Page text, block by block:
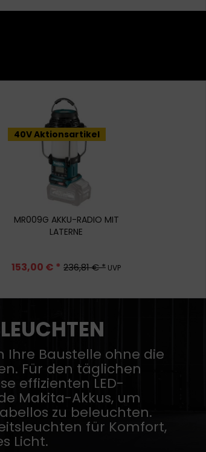
40V Aktionsartikel
MR009G AKKU-RADIO MIT
LATERNE
153,00 € * 236,81 € * UVP
Ihre Baustelle ohne die
Für den täglichen
effizienten LED-
Makita-Akkus, um
zu beleuchten.
für Komfort,
Licht.